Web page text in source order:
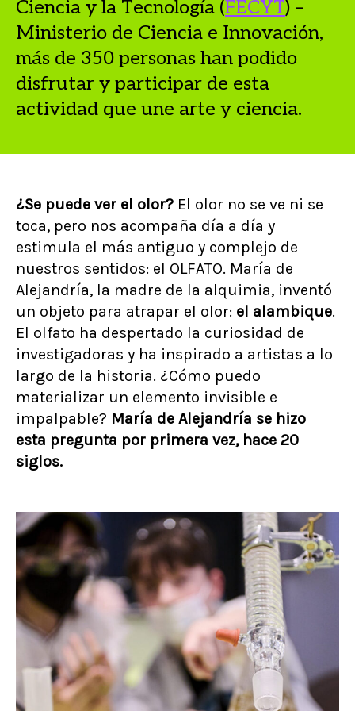
Ciencia y la Tecnología (FECYT) –
Ministerio de Ciencia e Innovación,
más de 350 personas han podido
disfrutar y participar de esta
actividad que une arte y ciencia.
¿Se puede ver el olor? El olor no se ve ni se
toca, pero nos acompaña día a día y
estimula el más antiguo y complejo de
nuestros sentidos: el OLFATO. María de
Alejandría, la madre de la alquimia, inventó
un objeto para atrapar el olor: el alambique.
El olfato ha despertado la curiosidad de
investigadoras y ha inspirado a artistas a lo
largo de la historia. ¿Cómo puedo
materializar un elemento invisible e
impalpable? María de Alejandría se hizo
esta pregunta por primera vez, hace 20
siglos.